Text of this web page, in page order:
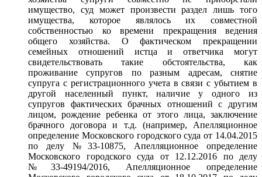
имущество, суд может произвести раздел лишь того
имущества, которое являлось их совместной
собственностью ко времени прекращения ведения
общего хозяйства. О фактическом прекращении
семейных отношений истца и ответчика могут
свидетельствовать такие обстоятельства, как
проживание супругов по разным адресам, снятие
супруга с регистрационного учета в связи с убытием в
другой населенный пункт, наличие у одного из
супругов фактических брачных отношений с другим
лицом, рождение ребенка от этого лица, заключение
брачного договора и т.д. (например, Апелляционное
определение Московского городского суда от 14.04.2015
по делу №33-10875, Апелляционное определение
Московского городского суда от 12.12.2016 по делу
№33-49194/2016, Апелляционное определение